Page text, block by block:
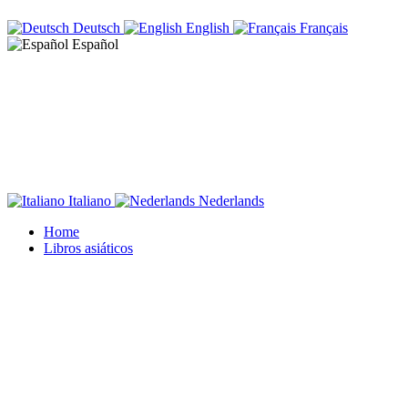
Deutsch English
Français
Español
Italiano
Nederlands
Home
Libros asiáticos